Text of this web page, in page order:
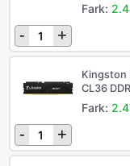
Fark:
- +
Kingston
CL36
Fark:
- +